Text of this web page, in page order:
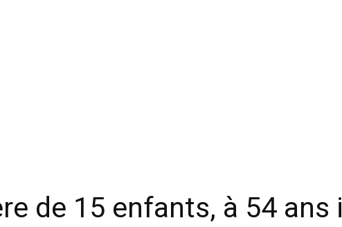
de 15 enfants, à 54 ans il